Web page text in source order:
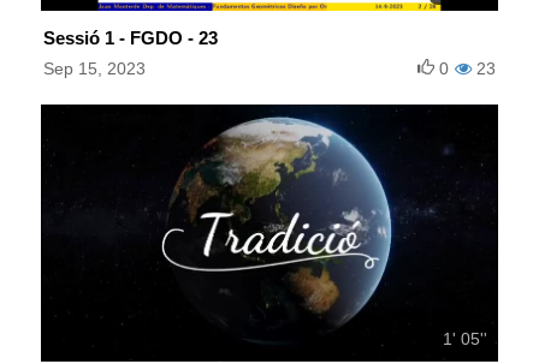
Sessió 1 - FGDO - 23
Sep 15, 2023 23
0
1' 05''